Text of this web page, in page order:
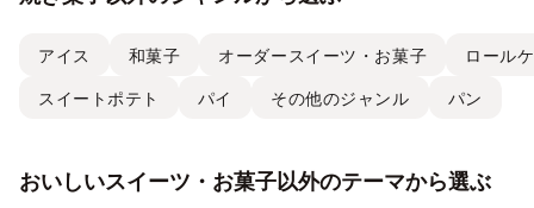
アイス 和菓子 オーダースイーツ・お菓子 ロール
スイートポテト パイ その他のジャンル パン
おいしいスイーツ・お菓子以外のテーマから選ぶ